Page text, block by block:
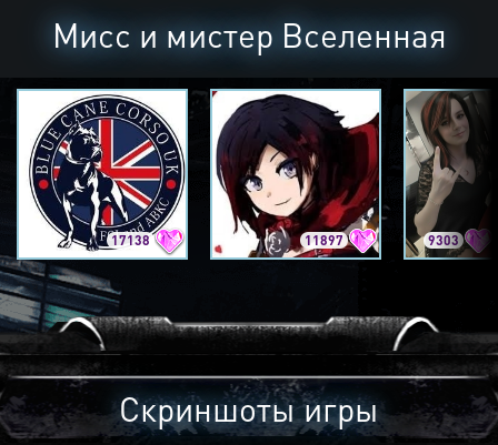
Мисс и мистер Вселенная
17138 11897 9303
Скриншоты игры